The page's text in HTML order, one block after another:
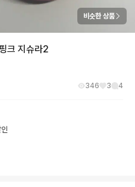
비슷한 상품
크 지슈라2
346 3 4